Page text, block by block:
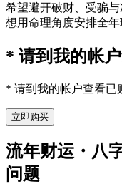
希望避开破财、受骗与
想用命理角度安排全年
* 请到我的帐
* 请到我的帐户查看已
立即购买
流年财运・八
问题